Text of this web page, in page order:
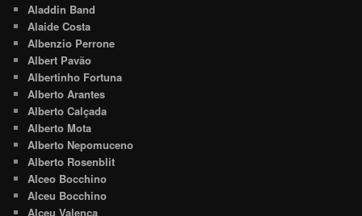
Aladdin Band
Alaide Costa
Albenzio Perrone
Albert Pavão
Albertinho Fortuna
Alberto Arantes
Alberto Calçada
Alberto Mota
Alberto Nepomuceno
Alberto Rosenblit
Alceo Bocchino
Alceu Bocchino
Alceu Valença